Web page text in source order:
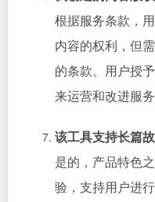
根据服务条款，
内容的权利，但
的条款。用户授
来运营和改进服务
该工具支持长篇
是的，产品特色
验，支持用户进